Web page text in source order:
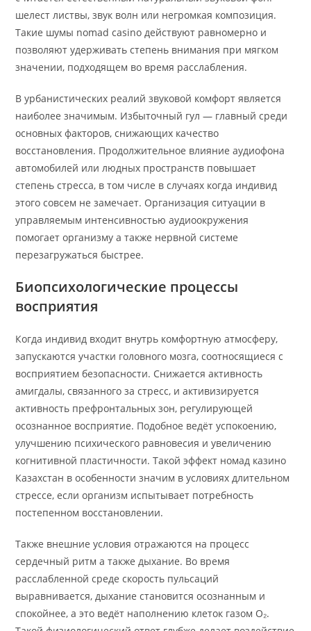
шелест листвы, звук волн или негромкая композиция.
Такие шумы nomad casino действуют равномерно и
позволяют удерживать степень внимания при мягком
значении, подходящем во время расслабления.
В урбанистических реалий звуковой комфорт является
наиболее значимым. Избыточный гул — главный среди
основных факторов, снижающих качество
восстановления. Продолжительное влияние аудиофона
автомобилей или людных пространств повышает
степень стресса, в том числе в случаях когда индивид
этого совсем не замечает. Организация ситуации в
управляемым интенсивностью аудиоокружения
помогает организму а также нервной системе
перезагружаться быстрее.
Биопсихологические процессы
восприятия
Когда индивид входит внутрь комфортную атмосферу,
запускаются участки головного мозга, соотносящиеся с
восприятием безопасности. Снижается активность
амигдалы, связанного за стресс, и активизируется
активность префронтальных зон, регулирующей
осознанное восприятие. Подобное ведёт успокоению,
улучшению психического равновесия и увеличению
когнитивной пластичности. Такой эффект номад казино
Казахстан в особенности значим в условиях длительном
стрессе, если организм испытывает потребность
постепенном восстановлении.
Также внешние условия отражаются на процесс
сердечный ритм а также дыхание. Во время
расслабленной среде скорость пульсаций
выравнивается, дыхание становится осознанным и
спокойнее, а это ведёт наполнению клеток газом O₂.